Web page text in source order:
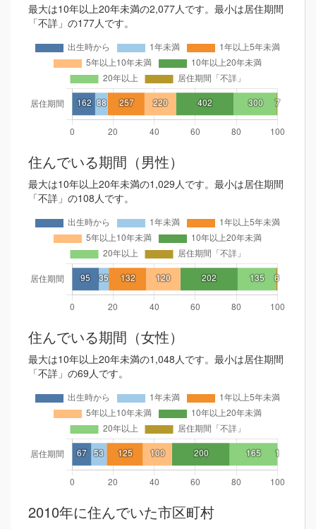
最大は10年以上20年未満の2,077人です。最小は居住期間
「不詳」の177人です。
住んでいる期間（男性）
最大は10年以上20年未満の1,029人です。最小は居住期間
「不詳」の108人です。
住んでいる期間（女性）
最大は10年以上20年未満の1,048人です。最小は居住期間
「不詳」の69人です。
2010年に住んでいた市区町村